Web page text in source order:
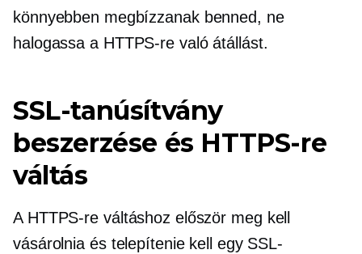
könnyebben megbízzanak benned, ne
halogassa a HTTPS-re való átállást.
SSL-tanúsítvány
beszerzése és HTTPS-re
váltás
A HTTPS-re váltáshoz először meg kell
vásárolnia és telepítenie kell egy SSL-